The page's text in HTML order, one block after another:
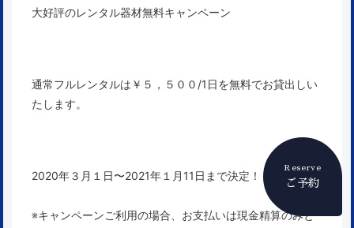
Reserve
ご予約
大好評のレンタル器材無料キャンペーン
通常フルレンタルは￥５，５００/1日を無料でお貸出しい
たします。
2020年３月１日〜2021年１月11日まで決定！！！
※キャンペーンご利用の場合、お支払いは現金精算のみと